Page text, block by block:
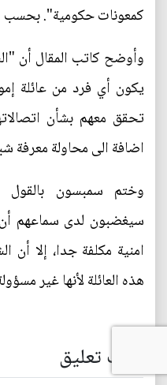
كمعونات حكومية". بحسب
وأوضح كاتب المقال أن
يكون أي فرد من عائلة
تحقق معهم بشأن
اضافة الى محاولة معرفة
وختم سمبسون بالقول
سيغضبون لدى سماعهم أن
امنية مكلفة جدا، إلا أن
هذه العائلة لأنها غير
اضف تعليق